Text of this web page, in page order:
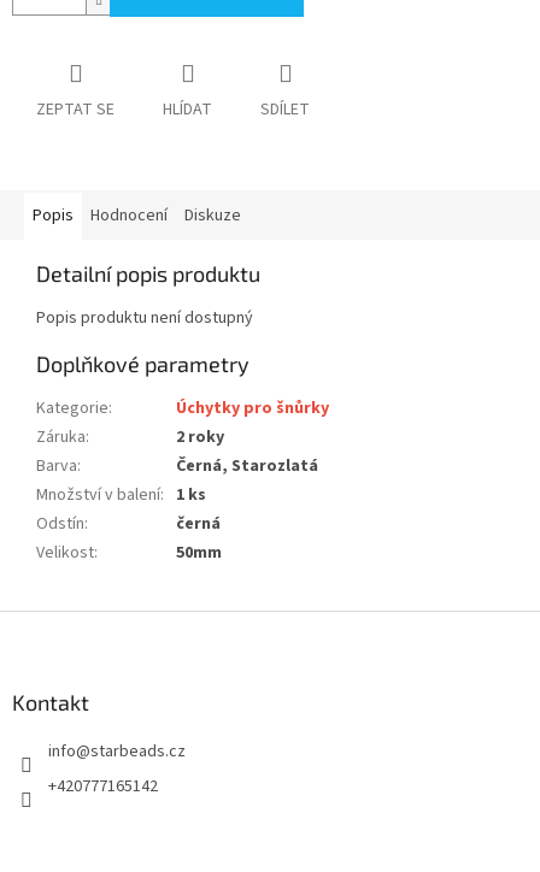
ZEPTAT SE HLÍDAT SDÍLET
Popis Hodnocení Diskuze
Detailní popis produktu
Popis produktu není dostupný
Doplňkové parametry
Kategorie:
Úchytky pro šnůrky
Záruka:
2 roky
Barva:
Černá, Starozlatá
Množství v balení: 1 ks
Odstín:
černá
Velikost: 50mm
Kontakt
info@starbeads.cz
+420777165142